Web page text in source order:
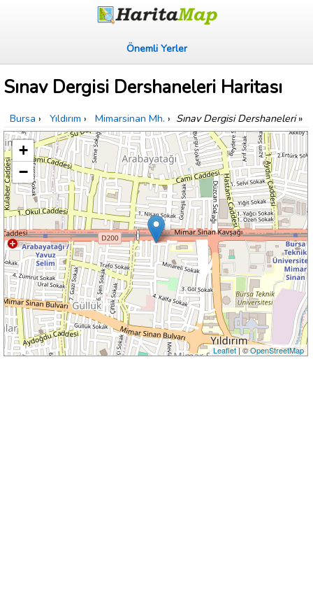
Önemli Yerler
Sınav Dergisi Dershaneleri Haritası
Bursa › Yıldırım › Mimarsinan Mh. › Sınav Dergisi Dershaneleri»
+
−
Leaflet| ©OpenStreetMap